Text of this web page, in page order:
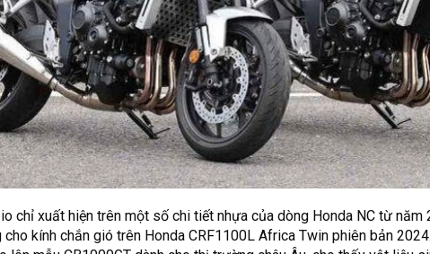
chỉ xuất hiện trên một số chi tiết nhựa của dòng Honda NC từ năm
kính chắn gió trên Honda CRF1100L Africa Twin phiên bản